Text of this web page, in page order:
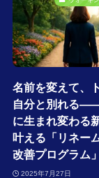
名前を変えて、
自分と別れる
に生まれ変わる
叶える「リネー
改善プログラム」
2025年7月27日